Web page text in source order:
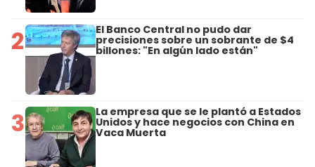
2 El Banco Central no pudo dar
precisiones sobre un sobrante de $4
billones: "En algún lado están"
3 La empresa que se le plantó a Estados
Unidos y hace negocios con China en
Vaca Muerta